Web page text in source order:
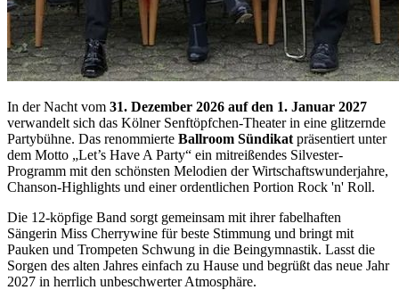
In der Nacht vom 31. Dezember 2026 auf den 1. Januar 2027
verwandelt sich das Kölner Senftöpfchen-Theater in eine glitzernde
Partybühne. Das renommierte Ballroom Sündikat präsentiert unter
dem Motto „Let’s Have A Party“ ein mitreißendes Silvester-
Programm mit den schönsten Melodien der Wirtschaftswunderjahre,
Chanson-Highlights und einer ordentlichen Portion Rock 'n' Roll.
Die 12-köpfige Band sorgt gemeinsam mit ihrer fabelhaften
Sängerin Miss Cherrywine für beste Stimmung und bringt mit
Pauken und Trompeten Schwung in die Beingymnastik. Lasst die
Sorgen des alten Jahres einfach zu Hause und begrüßt das neue Jahr
2027 in herrlich unbeschwerter Atmosphäre.